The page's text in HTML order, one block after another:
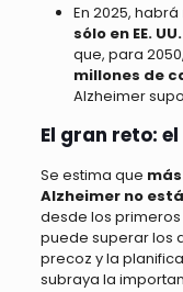
En 2025, habrá
sólo en EE. UU.
que, para
millones de
Alzheimer
El gran reto:
Se estima que
Alzheimer no
desde los
puede superar los
precoz y la
subraya la